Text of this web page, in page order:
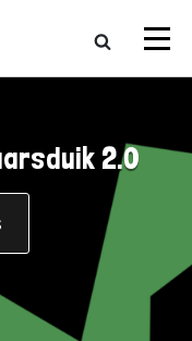
2.0